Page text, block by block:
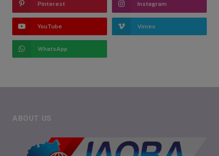
Pinterest Instagram
YouTube Vimeo
WhatsApp
ABOUT US